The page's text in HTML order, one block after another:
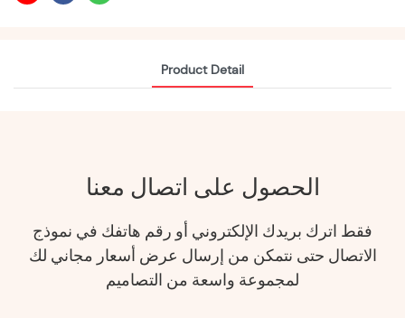
Product Detail
الحصول على اتصال معنا
فقط اترك بريدك الإلكتروني أو رقم هاتفك في نموذج
الاتصال حتى نتمكن من إرسال عرض أسعار مجاني لك
لمجموعة واسعة من التصاميم